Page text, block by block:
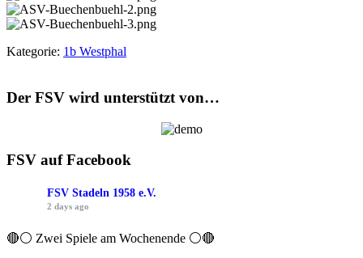
Kategorie: 1b Westphal
Der FSV wird unterstützt von…
FSV auf Facebook
FSV Stadeln 1958 e.V.
2 days ago
🔴⚪ Zwei Spiele am Wochenende ⚪️🔴